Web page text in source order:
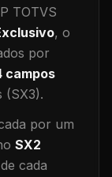
TOTVS
, o
por
campos
(SX3).
por um
SX2
cada